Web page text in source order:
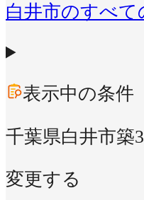
白井市のすべ
表示中の条件
千葉県白井市築
変更する